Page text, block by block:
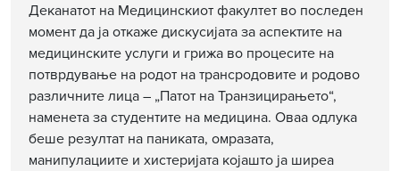
Деканатот на Медицинскиот факултет во последен
момент да ја откаже дискусијата за аспектите на
медицинските услуги и грижа во процесите на
потврдување на родот на трансродовите и родово
различните лица – „Патот на Транзицирањето“,
наменета за студентите на медицина. Оваа одлука
беше резултат на паниката, омразата,
манипулациите и хистеријата којашто ја ширеа